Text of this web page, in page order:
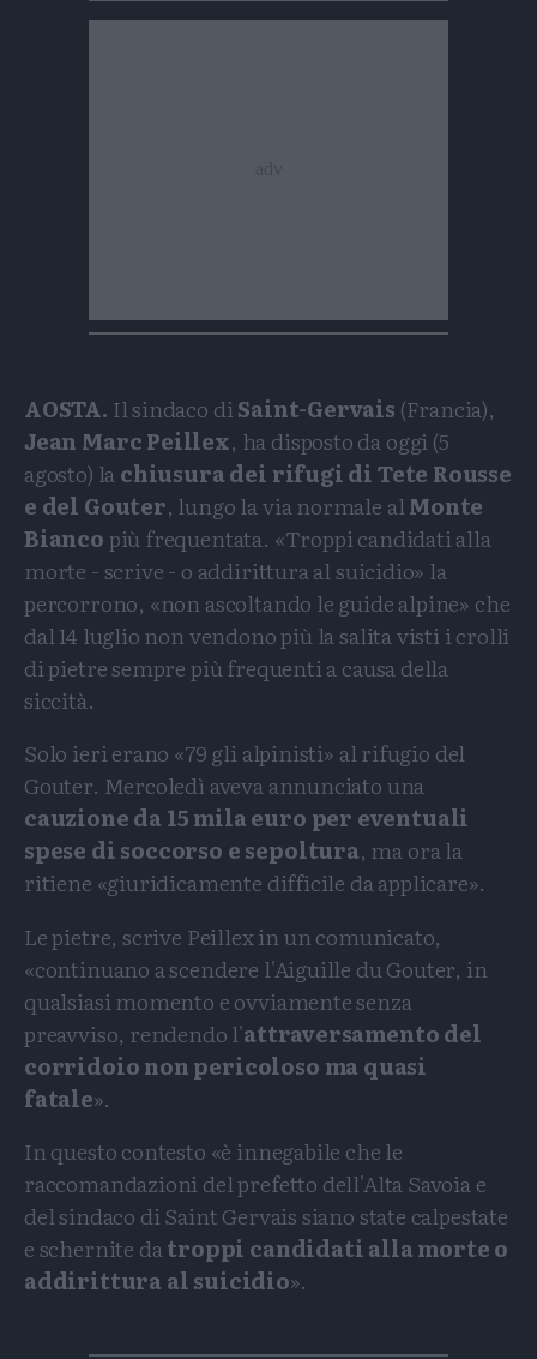
AOSTA. Il sindaco diSaint-Gervais (Francia),
Jean Marc Peillex, ha disposto da oggi (5
agosto) lachiusura dei rifugi di Tete Rousse
e del Gouter, lungo la via normale alMonte
Biancopiù frequentata. «Troppi candidati alla
morte - scrive - o addirittura al suicidio» la
percorrono, «non ascoltando le guide alpine» che
dal 14 luglio non vendono più la salita visti i crolli
di pietre sempre più frequenti a causa della
siccità.
Solo ieri erano «79 gli alpinisti» al rifugio del
Gouter. Mercoledì aveva annunciato una
cauzione da 15 mila euro per eventuali
spese di soccorso e sepoltura, ma ora la
ritiene «giuridicamente difficile da applicare».
Le pietre, scrive Peillex in un comunicato,
«continuano a scendere l'Aiguille du Gouter, in
qualsiasi momento e ovviamente senza
preavviso, rendendo l'attraversamento del
corridoio non pericoloso ma quasi
fatale».
In questo contesto «è innegabile che le
raccomandazioni del prefetto dell'Alta Savoia e
del sindaco di Saint Gervais siano state calpestate
e schernite datroppi candidati alla morte o
addirittura al suicidio».